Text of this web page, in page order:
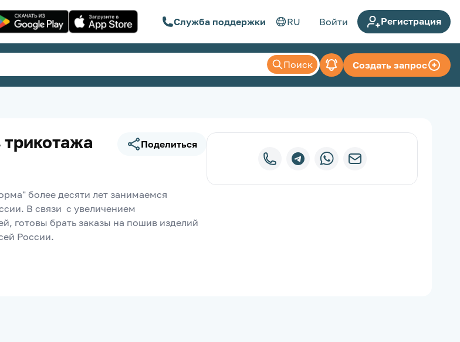
Служба поддержки RU Войти Регистрация
Поиск Создать запрос
Поделиться
более десяти лет занимаемся
В связи  с увеличением
готовы брать заказы на пошив изделий
России.